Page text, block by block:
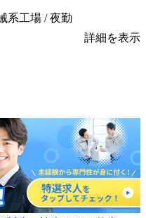
系工場 / 夜勤
詳細を表示